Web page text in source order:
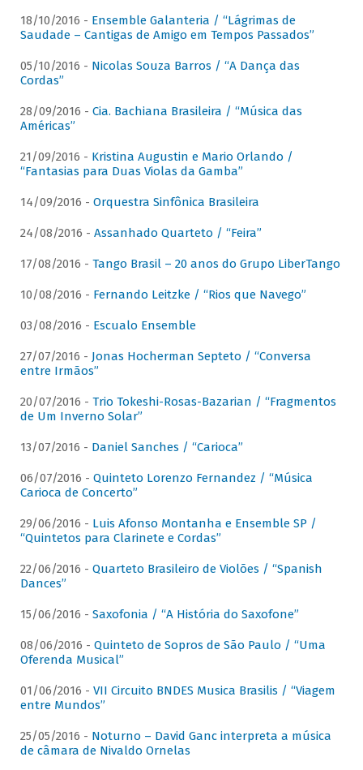
18/10/2016 - Ensemble Galanteria / “Lágrimas de
Saudade – Cantigas de Amigo em Tempos Passados”
05/10/2016 - Nicolas Souza Barros / “A Dança das
Cordas”
28/09/2016 - Cia. Bachiana Brasileira / “Música das
Américas”
21/09/2016 - Kristina Augustin e Mario Orlando /
“Fantasias para Duas Violas da Gamba”
14/09/2016 - Orquestra Sinfônica Brasileira
24/08/2016 - Assanhado Quarteto / “Feira”
17/08/2016 - Tango Brasil – 20 anos do Grupo LiberTango
10/08/2016 - Fernando Leitzke / “Rios que Navego”
03/08/2016 - Escualo Ensemble
27/07/2016 - Jonas Hocherman Septeto / “Conversa
entre Irmãos”
20/07/2016 - Trio Tokeshi-Rosas-Bazarian / “Fragmentos
de Um Inverno Solar”
13/07/2016 - Daniel Sanches / “Carioca”
06/07/2016 - Quinteto Lorenzo Fernandez / “Música
Carioca de Concerto”
29/06/2016 - Luis Afonso Montanha e Ensemble SP /
“Quintetos para Clarinete e Cordas”
22/06/2016 - Quarteto Brasileiro de Violões / “Spanish
Dances”
15/06/2016 - Saxofonia / “A História do Saxofone”
08/06/2016 - Quinteto de Sopros de São Paulo / “Uma
Oferenda Musical”
01/06/2016 - VII Circuito BNDES Musica Brasilis / “Viagem
entre Mundos”
25/05/2016 - Noturno – David Ganc interpreta a música
de câmara de Nivaldo Ornelas